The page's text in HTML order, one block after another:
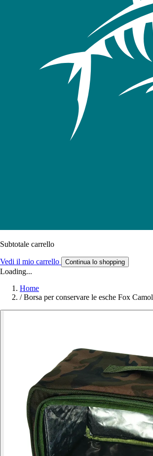
Subtotale carrello
Vedi il mio carrello Continua lo shopping
Loading...
Home
/ Borsa per conservare le esche Fox